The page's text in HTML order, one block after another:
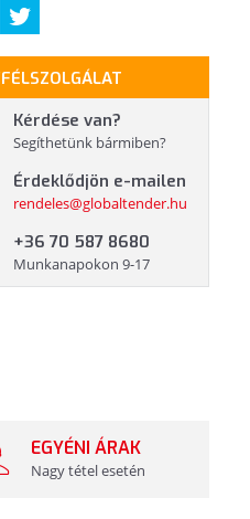
Kérdése van?
Segíthetünk bármiben?
Érdeklődjön e-mailen
rendeles@globaltender.hu
+36 70 587 8680
Munkanapokon 9-17
EGYÉNI ÁRAK
Nagy tétel esetén